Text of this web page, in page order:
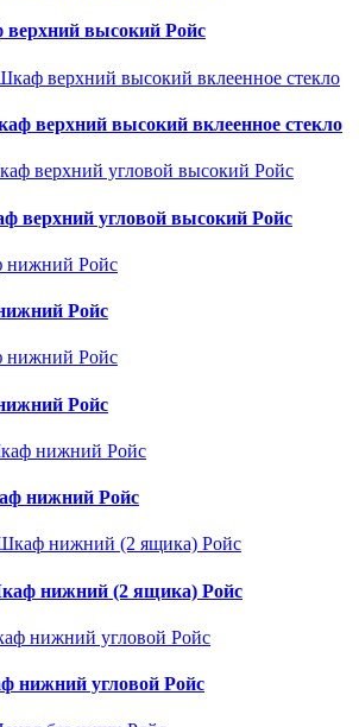
высокий Ройс
верхний высокий вклеенное стекло
верхний угловой высокий Ройс
Ройс
Ройс
нижний Ройс
нижний (2 ящика) Ройс
нижний угловой Ройс